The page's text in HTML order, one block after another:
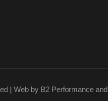
| Web by B2 Performanceand